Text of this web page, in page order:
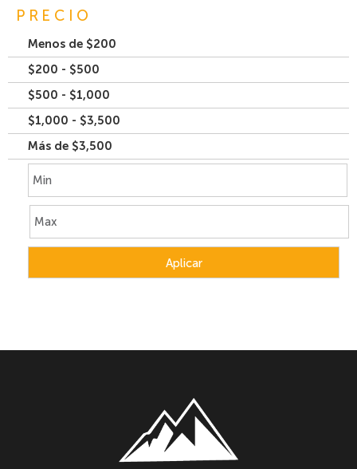
PRECIO
Menos de $200
$200 - $500
$500 - $1,000
$1,000 - $3,500
Más de $3,500